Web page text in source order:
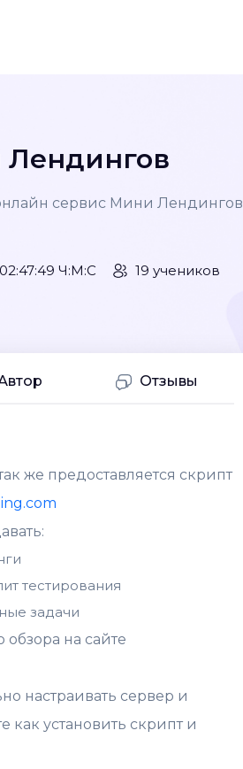
Лендингов
сервис Мини Лендингов
02:47:49 Ч:М:С 19 учеников
Отзывы
же предоставляется скрипт
тестирования
задачи
на сайте
настраивать сервер и
как установить скрипт и